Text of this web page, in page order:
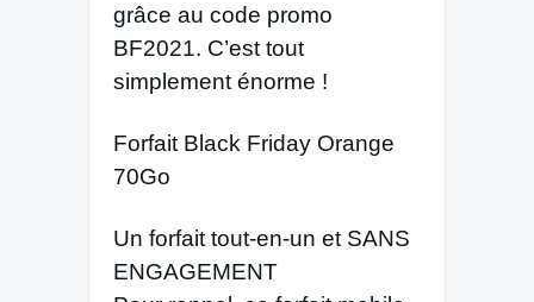
grâce au code promo
BF2021. C’est tout
simplement énorme !
Forfait Black Friday Orange
70Go
Un forfait tout-en-un et SANS
ENGAGEMENT